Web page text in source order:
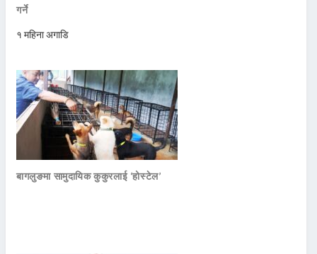
गर्ने
१ महिना अगाडि
बागलुङमा सामुदायिक कुकुरलाई ‘होस्टेल’